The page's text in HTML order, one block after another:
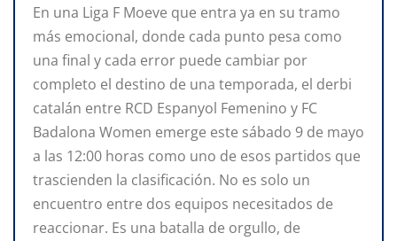
En una Liga F Moeve que entra ya en su tramo
más emocional, donde cada punto pesa como
una final y cada error puede cambiar por
completo el destino de una temporada, el derbi
catalán entre RCD Espanyol Femenino y FC
Badalona Women emerge este sábado 9 de mayo
a las 12:00 horas como uno de esos partidos que
trascienden la clasificación. No es solo un
encuentro entre dos equipos necesitados de
reaccionar. Es una batalla de orgullo, de